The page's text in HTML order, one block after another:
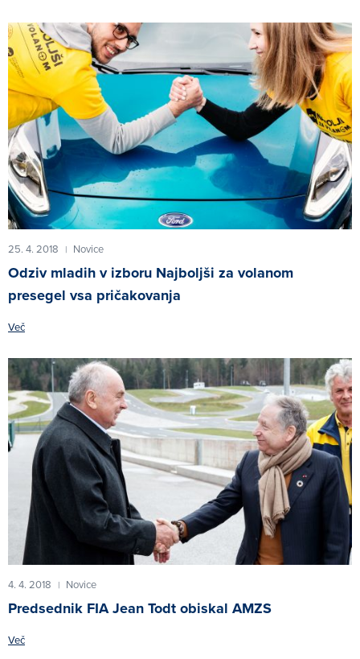
25. 4. 2018 | Novice
Odziv mladih v izboru Najboljši za volanom
presegel vsa pričakovanja
Več
4. 4. 2018 | Novice
Predsednik FIA Jean Todt obiskal AMZS
Več